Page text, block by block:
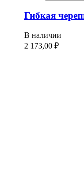
Гибкая
В наличии
2 173,00 ₽